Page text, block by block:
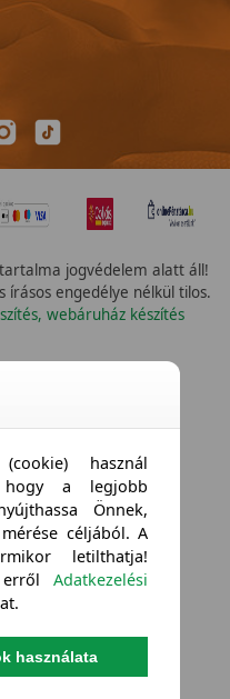
jogvédelem alatt áll!
írásos engedélye nélkül tilos.
webáruház készítés
használ
hogy a legjobb
Önnek,
céljából. A
letilthatja!
errőlAdatkezelési
használata